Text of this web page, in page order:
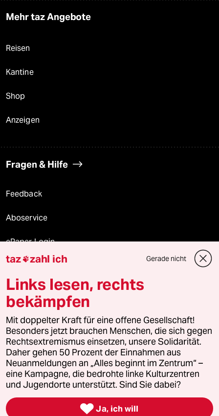
Mehr taz Angebote
Reisen
Kantine
Shop
Anzeigen
Fragen & Hilfe
Feedback
Aboservice
ePaper Login
Downloads für Abonnierende
© 2026 taz Verlags und Vertriebs GmbH
Alle Rechte vorbehalten. Bei rechtlichen Fragen oder für Genehmigungen
wenden Sie sich bitte an
lizenzen@taz.de
Feedback Redaktionsstatut Kommune-Richtlinien
Leitlinie Informant Datenschutz Impressum AGB
Seitenwende Einwilligungen widerrufen (Ads)
taz zahl ich Gerade nicht
Links lesen, rechts
bekämpfen
Mit doppelter Kraft für eine offene Gesellschaft!
Besonders jetzt brauchen Menschen, die sich gegen
Rechtsextremismus einsetzen, unsere Solidarität.
Daher gehen 50 Prozent der Einnahmen aus
Neuanmeldungen an „Alles beginnt im Zentrum“ –
eine Kampagne, die bedrohte linke Kulturzentren
und Jugendorte unterstützt. Sind Sie dabei?
 Ja, ich will